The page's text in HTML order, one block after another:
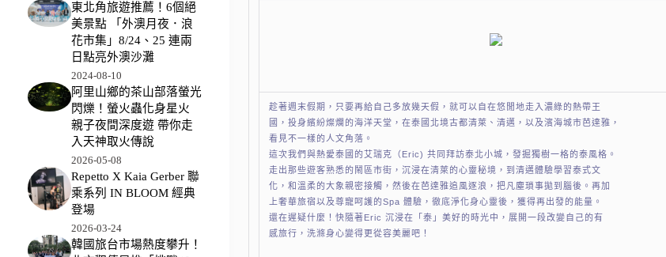
趁著週末假期，只要再給自己多放幾天假，就可以自在悠閒地走入濃綠的熱帶王
國，投身繽紛燦爛的海洋天堂，在泰國北境古都清萊、清邁，以及濱海城市芭達雅，
看見不一樣的人文角落。
這次我們與熱愛泰國的艾瑞克（Eric) 共同拜訪泰北小城，發掘獨樹一格的泰風格。
走出那些遊客熟悉的鬧區市街，沉浸在清萊的心靈秘境，到清邁體驗學習泰式文
化，和溫柔的大象親密接觸，然後在芭達雅追風逐浪，把凡塵瑣事拋到腦後。再加
上奢華旅宿以及尊寵呵護的Spa 體驗，徹底淨化身心靈後，獲得再出發的能量。
還在遲疑什麼！快隨著Eric 沉浸在「泰」美好的時光中，展開一段改變自己的有
感旅行，洗滌身心變得更從容美麗吧！
東北角旅遊推薦！6個絕
美景點 「外澳月夜．浪
花市集」8/24、25 連兩
日點亮外澳沙灘
2024-08-10
阿里山鄉的茶山部落螢光
閃爍！螢火蟲化身星火
親子夜間深度遊 帶你走
入天神取火傳說
2026-05-08
Repetto X Kaia Gerber 聯
乘系列 IN BLOOM 經典
登場
2026-03-24
韓國旅台市場熱度攀升！